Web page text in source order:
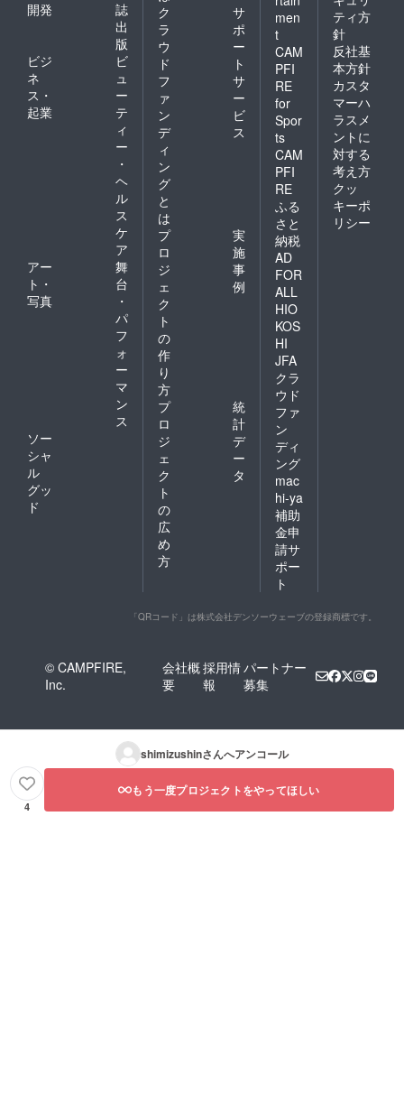
開発
誌
出
版
ビジ
ネ
ス・
起業
ビ
ュ
ー
テ
ィ
ー
・
ヘ
ル
ス
ケ
ア
アー
ト・
写真
舞
台
・
パ
フ
ォ
ー
マ
ン
ス
ソー
シャ
ル
グッ
ド
ク
ラ
ウ
ド
フ
ァ
ン
デ
ィ
ン
グ
と
は
サ
ポ
ー
ト
サ
ー
ビ
ス
プ
ロ
ジ
ェ
ク
ト
の
作
り
方
実
施
事
例
プ
ロ
ジ
ェ
ク
ト
の
広
め
方
統
計
デ
ー
タ
men
t
CAM
PFI
RE
for
Spor
ts
CAM
PFI
RE
ふる
さと
納税
AD
FOR
ALL
HIO
KOS
HI
JFA
クラ
ウド
ファ
ン
ディ
ング
mac
hi-ya
補助
金申
請サ
ポー
ト
ティ方
針
反社基
本方針
カスタ
マーハ
ラスメ
ントに
対する
考え方
クッ
キーポ
リシー
「QRコード」は株式会社デンソーウェーブの登録商標です。
© CAMPFIRE,
Inc.
会社概
要
採用情
報
パートナー
募集
shimizushinさんへアンコール
4
もう一度プロジェクトをやってほしい